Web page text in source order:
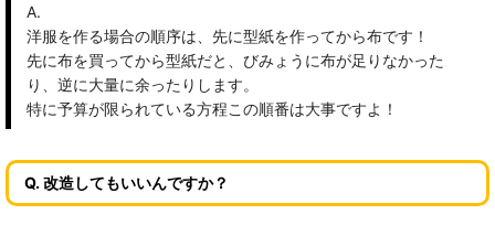
A.
洋服を作る場合の順序は、先に型紙を作ってから布です！
先に布を買ってから型紙だと、びみょうに布が足りなかった
り、逆に大量に余ったりします。
特に予算が限られている方程この順番は大事ですよ！
Q. 改造してもいいんですか？